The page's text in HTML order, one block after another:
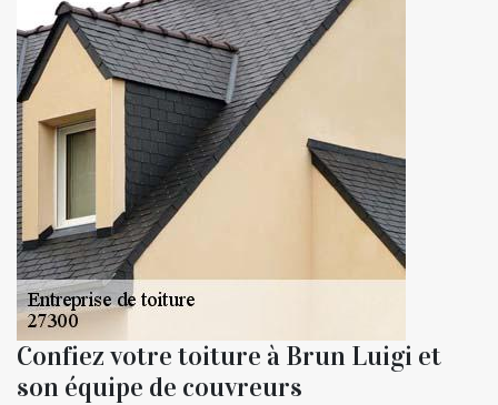
Confiez votre toiture à Brun Luigi et
son équipe de couvreurs